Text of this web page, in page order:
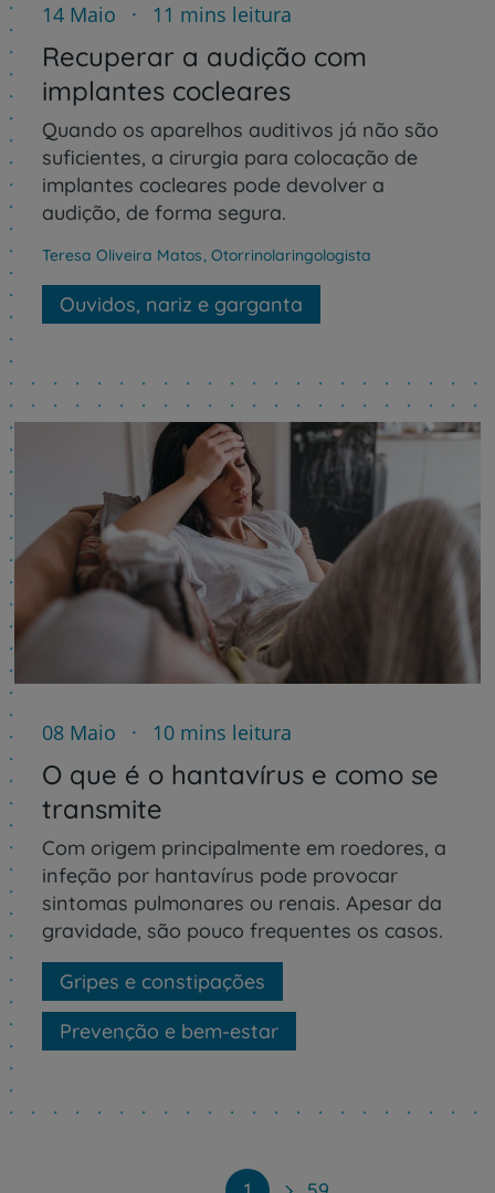
14 Maio 11 mins leitura
Recuperar a audição com
implantes cocleares
Quando os aparelhos auditivos já não são
suficientes, a cirurgia para colocação de
implantes cocleares pode devolver a
audição, de forma segura.
Teresa Oliveira Matos, Otorrinolaringologista
Ouvidos, nariz e garganta
08 Maio 10 mins leitura
O que é o hantavírus e como se
transmite
Com origem principalmente em roedores, a
infeção por hantavírus pode provocar
sintomas pulmonares ou renais. Apesar da
gravidade, são pouco frequentes os casos.
Gripes e constipações
Prevenção e bem-estar